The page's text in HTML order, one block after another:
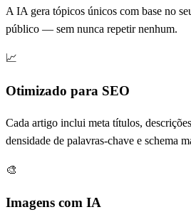
A IA gera tópicos únicos com base no
público — sem nunca repetir nenhum.
📈
Otimizado para SEO
Cada artigo inclui meta títulos,
densidade de palavras-chave e schema
🎨
Imagens com IA